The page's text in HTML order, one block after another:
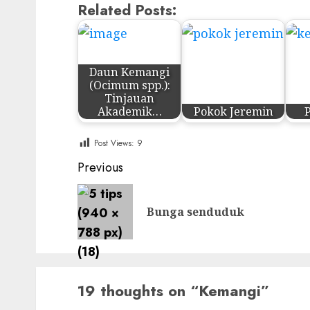
Related Posts:
Daun Kemangi
(Ocimum spp.):
Tinjauan
Akademik…
Pokok Jeremin
Post Views: 9
Post
navigation
Previous
Bunga senduduk
19 thoughts on “Kemangi”